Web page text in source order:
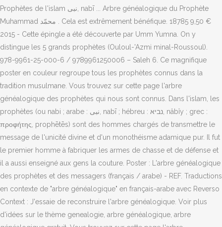
Prophètes de l'islam نبی, nabī ... Arbre généalogique du Prophète
Muhammad محمّد . Cela est extrêmement bénéfique. 18785 9,50 €
2015 - Cette épingle a été découverte par Umm Yumna. On y
distingue les 5 grands prophètes (Ouloul-'Azmi minal-Roussoul).
978-9961-25-000-6 / 9789961250006 – Saleh 6. Ce magnifique
poster en couleur regroupe tous les prophètes connus dans la
tradition musulmane. Vous trouvez sur cette page l'arbre
généalogique des prophètes qui nous sont connus. Dans l'islam, les
prophètes (ou nabi ; arabe : نبی, nabī ; hébreu : נביא, nâbîy ; grec :
προφήτης, prophētēs) sont des hommes chargés de transmettre le
message de l'unicité divine et d'un monothéisme adamique pur. Il fut
le premier homme à fabriquer les armes de chasse et de défense et
il a aussi enseigné aux gens la couture. Poster : L'arbre généalogique
des prophètes et des messagers (français / arabe) - REF. Traductions
en contexte de "arbre généalogique" en français-arabe avec Reverso
Context : J'essaie de reconstruire l'arbre généalogique. Voir plus
d'idées sur le thème genealogie, arbre généalogique, arbre